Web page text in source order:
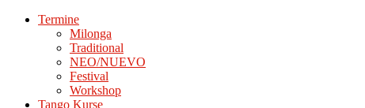
Termine
Milonga
Traditional
NEO/NUEVO
Festival
Workshop
Tango Kurse